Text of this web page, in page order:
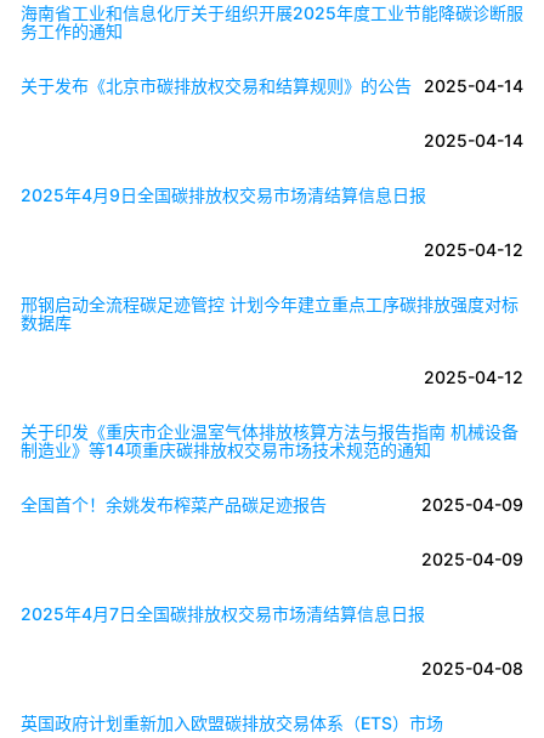
海南省工业和信息化厅关于组织开展2025年度工业节能降碳诊断服
务工作的通知
2025-04-14
关于发布《北京市碳排放权交易和结算规则》的公告
2025-04-14
2025年4月9日全国碳排放权交易市场清结算信息日报
2025-04-12
邢钢启动全流程碳足迹管控 计划今年建立重点工序碳排放强度对标
数据库
2025-04-12
关于印发《重庆市企业温室气体排放核算方法与报告指南 机械设备
制造业》等14项重庆碳排放权交易市场技术规范的通知
2025-04-09
全国首个！余姚发布榨菜产品碳足迹报告
2025-04-09
2025年4月7日全国碳排放权交易市场清结算信息日报
2025-04-08
英国政府计划重新加入欧盟碳排放交易体系（ETS）市场